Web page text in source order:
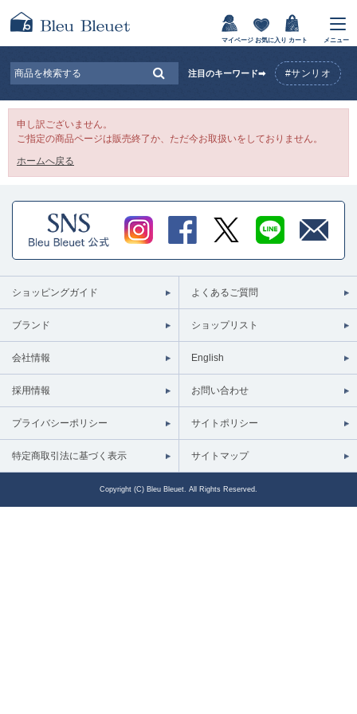
マイページ お気に入り カート メニュー
注目のキーワード➡ #サンリオ
申し訳ございません。
ご指定の商品ページは販売終了か、ただ今お取扱いをしておりません。
ホームへ戻る
ショッピングガイド よくあるご質問
ブランド ショップリスト
会社情報 English
採用情報 お問い合わせ
プライバシーポリシー サイトポリシー
特定商取引法に基づく表示 サイトマップ
Copyright (C) Bleu Bleuet. All Rights Reserved.